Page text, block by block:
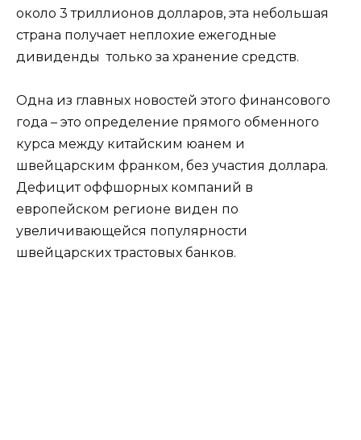
около 3 триллионов долларов, эта небольшая
страна получает неплохие ежегодные
дивиденды только за хранение средств.
Одна из главных новостей этого финансового
года – это определение прямого обменного
курса между китайским юанем и
швейцарским франком, без участия доллара.
Дефицит оффшорных компаний в
европейском регионе виден по
увеличивающейся популярности
швейцарских трастовых банков.